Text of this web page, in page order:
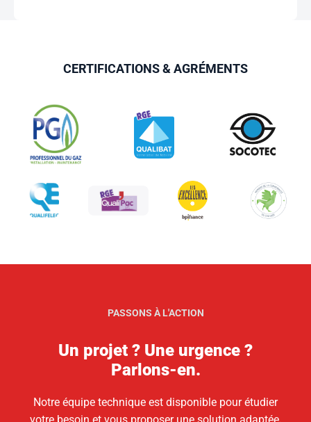
CERTIFICATIONS & AGRÉMENTS
PASSONS À L'ACTION
Un projet ? Une urgence ?
Parlons-en.
Notre équipe technique est disponible pour étudier